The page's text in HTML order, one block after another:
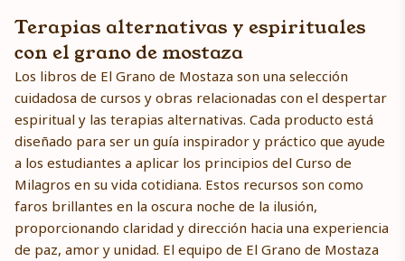
Terapias alternativas y espirituales
con el grano de mostaza
Los libros de El Grano de Mostaza son una selección
cuidadosa de cursos y obras relacionadas con el despertar
espiritual y las terapias alternativas. Cada producto está
diseñado para ser un guía inspirador y práctico que ayude
a los estudiantes a aplicar los principios del Curso de
Milagros en su vida cotidiana. Estos recursos son como
faros brillantes en la oscura noche de la ilusión,
proporcionando claridad y dirección hacia una experiencia
de paz, amor y unidad. El equipo de El Grano de Mostaza